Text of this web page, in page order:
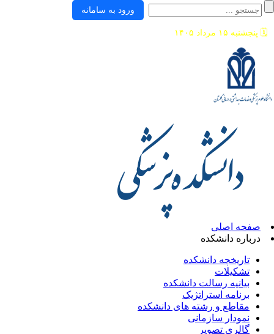
ورود به سامانه
🗓️پنجشنبه ۱۵ مرداد ۱۴۰۵
صفحه اصلی
درباره دانشکده
تاریخچه دانشکده
تشکیلات
بیانیه رسالت دانشکده
برنامه استراتژیک
مقاطع و رشته های دانشکده
نمودار سازمانی
گالری تصویر